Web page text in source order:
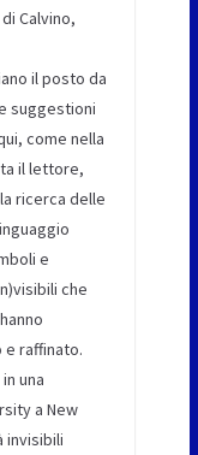
Calvino,
il posto da
suggestioni
come nella
il lettore,
ricerca delle
e
che
raffinato.
una
a New
invisibili